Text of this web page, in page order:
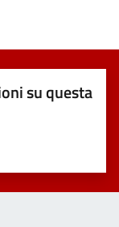
su questa